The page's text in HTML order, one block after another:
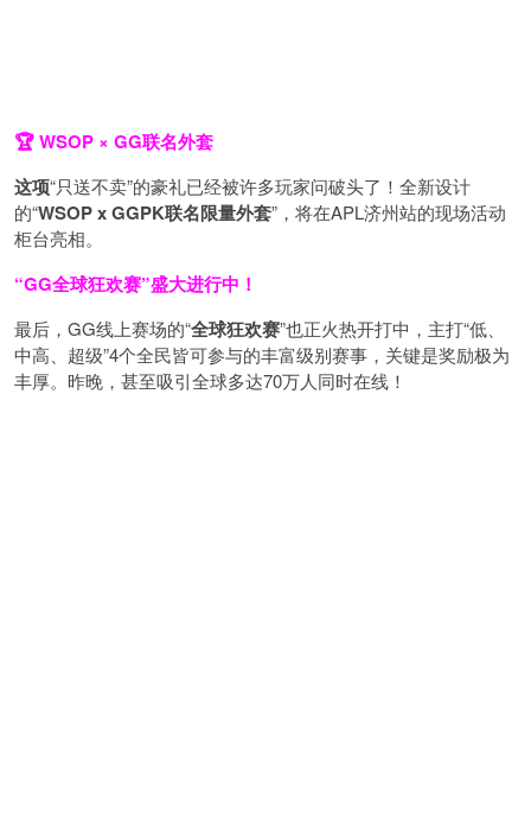
🏆 WSOP × GG联名外套
这项“只送不卖”的豪礼已经被许多玩家问破头了！全新设计
的“WSOP x GGPK联名限量外套”，将在APL济州站的现场活动
柜台亮相。
“GG全球狂欢赛”盛大进行中！
最后，GG线上赛场的“全球狂欢赛”也正火热开打中，主打“低、
中高、超级”4个全民皆可参与的丰富级别赛事，关键是奖励极为
丰厚。 昨晚，甚至吸引全球多达70万人同时在线！